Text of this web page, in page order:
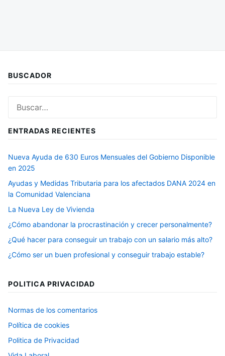
BUSCADOR
ENTRADAS RECIENTES
Nueva Ayuda de 630 Euros Mensuales del Gobierno Disponible
en 2025
Ayudas y Medidas Tributaria para los afectados DANA 2024 en
la Comunidad Valenciana
La Nueva Ley de Vivienda
¿Cómo abandonar la procrastinación y crecer personalmente?
¿Qué hacer para conseguir un trabajo con un salario más alto?
¿Cómo ser un buen profesional y conseguir trabajo estable?
POLITICA PRIVACIDAD
Normas de los comentarios
Política de cookies
Politica de Privacidad